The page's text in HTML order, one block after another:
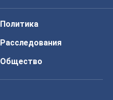
Политика
Расследования
Общество